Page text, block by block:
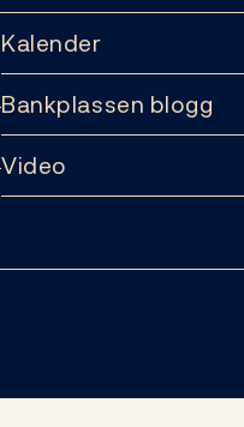
Kalender
Bankplassen blogg
Video